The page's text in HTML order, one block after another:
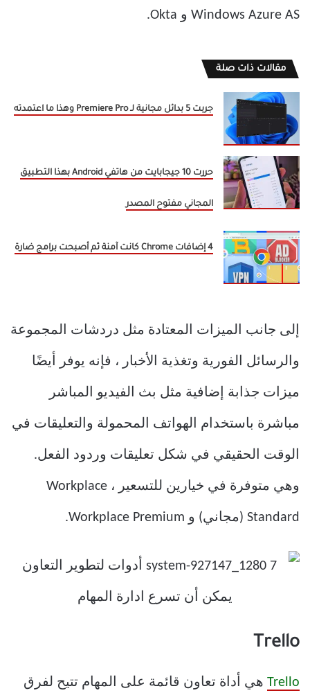
Windows Azure AS و Okta.
مقالات ذات صلة
جربت 5 بدائل مجانية لـ Premiere Pro وهذا ما اعتمدته
حررت 10 جيجابايت من هاتفي Android بهذا التطبيق
المجاني مفتوح المصدر
4 إضافات Chrome كانت آمنة ثم أصبحت برامج ضارة
إلى جانب الميزات المعتادة مثل دردشات المجموعة
والرسائل الفورية وتغذية الأخبار ، فإنه يوفر أيضًا
ميزات جذابة إضافية مثل بث الفيديو المباشر
مباشرة باستخدام الهواتف المحمولة والتعليقات في
الوقت الحقيقي في شكل تعليقات وردود الفعل.
وهي متوفرة في خيارين للتسعير ، Workplace
Standard (مجاني) و Workplace Premium.
Trello
Trello هي أداة تعاون قائمة على المهام تتيح لفرق